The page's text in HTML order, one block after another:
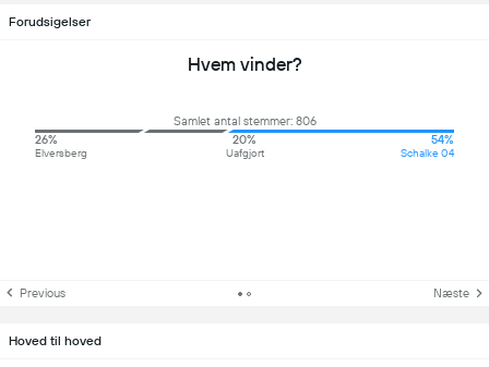
Forudsigelser
Hvem vinder?
Samlet antal stemmer: 806
26%
Elversberg
20%
Uafgjort
54%
Schalke 04
Previous Næste
Hoved til hoved